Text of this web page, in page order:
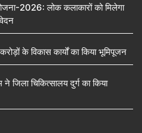
2026: लोक कलाकारों को मिलेगा
के विकास कार्यों का किया भूमिपूजन
जिला चिकित्सालय दुर्ग का किया